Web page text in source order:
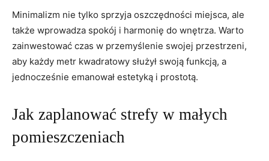
Minimalizm nie tylko sprzyja oszczędności miejsca, ale
także wprowadza spokój i harmonię do wnętrza. Warto
zainwestować czas w przemyślenie swojej przestrzeni,
aby każdy metr kwadratowy służył swoją funkcją, a
jednocześnie emanował estetyką i prostotą.
Jak zaplanować strefy w małych
pomieszczeniach